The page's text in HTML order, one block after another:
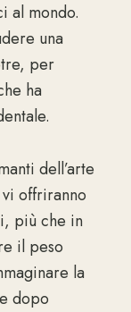
al mondo.
una
per
ha
dell’arte
offriranno
più che in
il peso
la
dopo